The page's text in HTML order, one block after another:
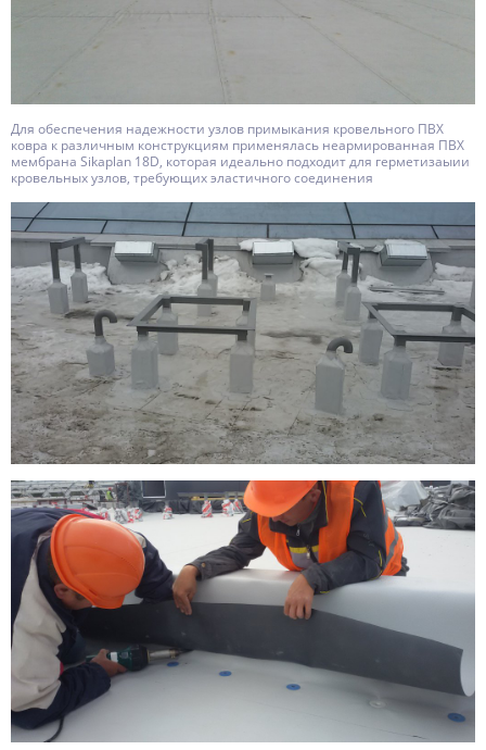
Для обеспечения надежности узлов примыкания кровельного ПВХ
ковра к различным конструкциям применялась неармированная ПВХ
мембрана Sikaplan 18D, которая идеально подходит для герметизаыии
кровельных узлов, требующих эластичного соединения